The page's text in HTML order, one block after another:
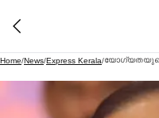
Home/News/Express Kerala/